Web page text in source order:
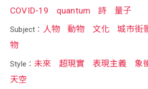
COVID-19
quantum 詩 量子
Subject： 人物 動物 文化 城市街
物
Style：未來 超現實 表現主義 象
天空